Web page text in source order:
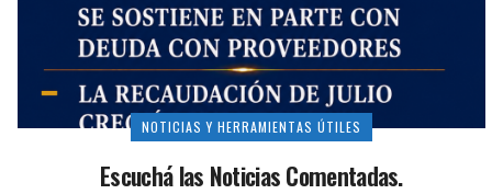
NOTICIAS Y HERRAMIENTAS ÚTILES
Escuchá las Noticias Comentadas.